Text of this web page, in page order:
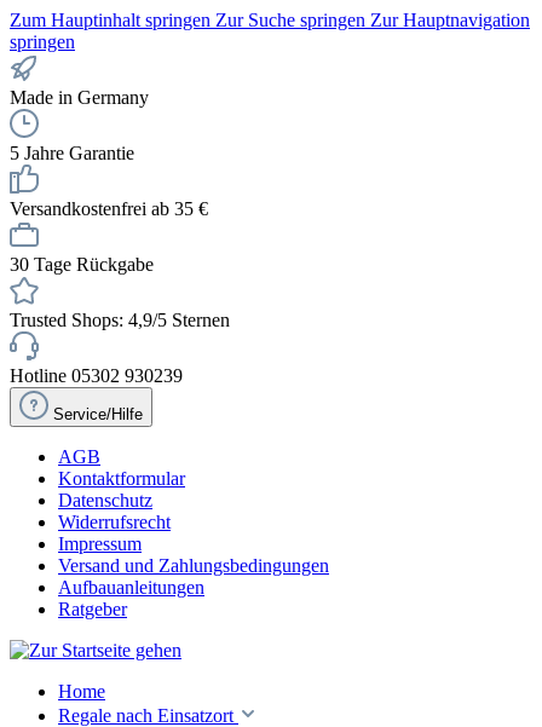
Zum Hauptinhalt springen Zur Suche springen Zur Hauptnavigation
springen
Made in Germany
5 Jahre Garantie
Versandkostenfrei ab 35 €
30 Tage Rückgabe
Trusted Shops: 4,9/5 Sternen
Hotline 05302 930239
Service/Hilfe
AGB
Kontaktformular
Datenschutz
Widerrufsrecht
Impressum
Versand und Zahlungsbedingungen
Aufbauanleitungen
Ratgeber
Home
Regale nach Einsatzort